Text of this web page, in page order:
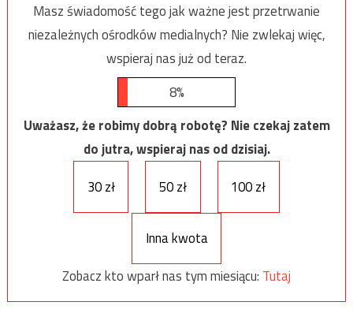
Masz świadomość tego jak ważne jest przetrwanie
niezależnych ośrodków medialnych? Nie zwlekaj więc,
wspieraj nas już od teraz.
8%
Uważasz, że robimy dobrą robotę? Nie czekaj zatem
do jutra, wspieraj nas od dzisiaj.
30 zł
50 zł 100 zł
Inna kwota
Zobacz kto wparł nas tym miesiącu: Tutaj